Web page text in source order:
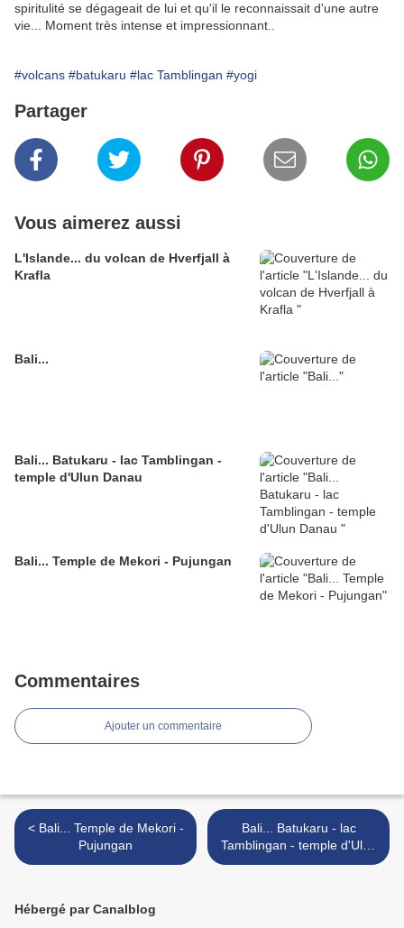
spiritulité se dégageait de lui et qu'il le reconnaissait d'une autre
vie... Moment très intense et impressionnant..
#volcans #batukaru #lac Tamblingan #yogi
Partager
Vous aimerez aussi
L'Islande... du volcan de Hverfjall à
Krafla
Bali...
Bali... Batukaru - lac Tamblingan -
temple d'Ulun Danau
Bali... Temple de Mekori - Pujungan
Commentaires
Ajouter un commentaire
< Bali... Temple de Mekori -
Pujungan
Bali... Batukaru - lac
Tamblingan - temple d'Ulun
Danau >
Hébergé par Canalblog